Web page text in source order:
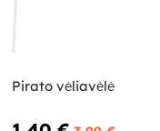
Pirato vėliavėlė